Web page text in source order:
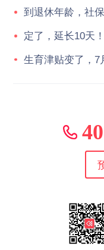
定了，延长10天
生育津贴变了，7